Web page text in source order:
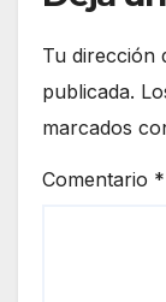
Tu dirección
publicada.
marcados
Comentario *